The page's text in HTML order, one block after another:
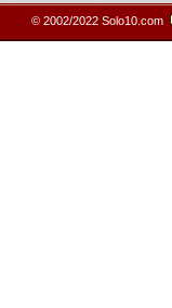
© 2002/2022 Solo10.com